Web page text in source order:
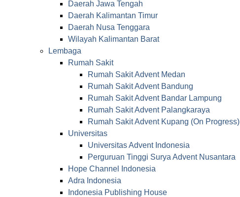
Daerah Jawa Tengah
Daerah Kalimantan Timur
Daerah Nusa Tenggara
Wilayah Kalimantan Barat
Lembaga
Rumah Sakit
Rumah Sakit Advent Medan
Rumah Sakit Advent Bandung
Rumah Sakit Advent Bandar Lampung
Rumah Sakit Advent Palangkaraya
Rumah Sakit Advent Kupang (On Progress)
Universitas
Universitas Advent Indonesia
Perguruan Tinggi Surya Advent Nusantara
Hope Channel Indonesia
Adra Indonesia
Indonesia Publishing House